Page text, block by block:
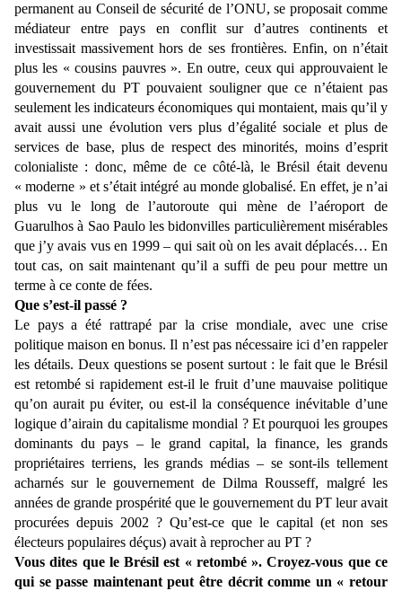
permanent au Conseil de sécurité de l’ONU, se proposait comme
médiateur entre pays en conflit sur d’autres continents et
investissait massivement hors de ses frontières. Enfin, on n’était
plus les « cousins pauvres ». En outre, ceux qui approuvaient le
gouvernement du PT pouvaient souligner que ce n’étaient pas
seulement les indicateurs économiques qui montaient, mais qu’il y
avait aussi une évolution vers plus d’égalité sociale et plus de
services de base, plus de respect des minorités, moins d’esprit
colonialiste : donc, même de ce côté-là, le Brésil était devenu
« moderne » et s’était intégré au monde globalisé. En effet, je n’ai
plus vu le long de l’autoroute qui mène de l’aéroport de
Guarulhos à Sao Paulo les bidonvilles particulièrement misérables
que j’y avais vus en 1999 – qui sait où on les avait déplacés… En
tout cas, on sait maintenant qu’il a suffi de peu pour mettre un
terme à ce conte de fées.
Que s’est-il passé ?
Le pays a été rattrapé par la crise mondiale, avec une crise
politique maison en bonus. Il n’est pas nécessaire ici d’en rappeler
les détails. Deux questions se posent surtout : le fait que le Brésil
est retombé si rapidement est-il le fruit d’une mauvaise politique
qu’on aurait pu éviter, ou est-il la conséquence inévitable d’une
logique d’airain du capitalisme mondial ? Et pourquoi les groupes
dominants du pays – le grand capital, la finance, les grands
propriétaires terriens, les grands médias – se sont-ils tellement
acharnés sur le gouvernement de Dilma Rousseff, malgré les
années de grande prospérité que le gouvernement du PT leur avait
procurées depuis 2002 ? Qu’est-ce que le capital (et non ses
électeurs populaires déçus) avait à reprocher au PT ?
Vous dites que le Brésil est « retombé ». Croyez-vous que ce
qui se passe maintenant peut être décrit comme un « retour